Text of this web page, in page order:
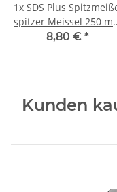
1x SDS Plus
spitzer Meissel 250
für
8,80 € *
Kunden